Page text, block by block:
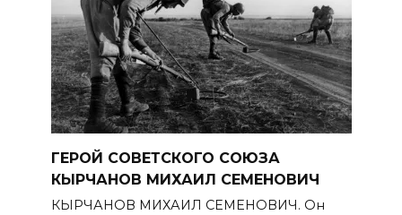
ГЕРОЙ СОВЕТСКОГО СОЮЗА
КЫРЧАНОВ МИХАИЛ СЕМЕНОВИЧ
КЫРЧАНОВ МИХАИЛ СЕМЕНОВИЧ. Он